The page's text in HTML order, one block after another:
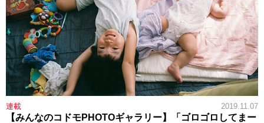
連載 2019.11.07
【みんなのコドモPHOTOギャラリー】「ゴロゴロしてまー